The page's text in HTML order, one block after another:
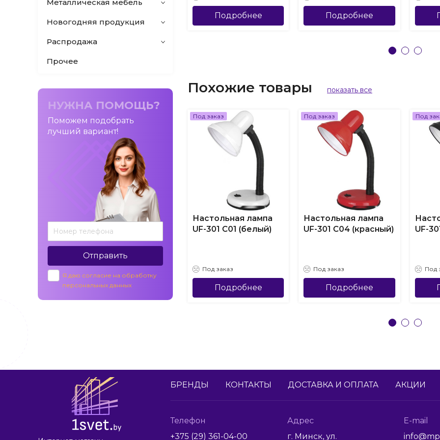
Металлическая мебель
Новогодняя продукция
Распродажа
Прочее
НУЖНА ПОМОЩЬ?
Поможем подобрать
лучший вариант!
Отправить
Я даю согласие на обработку
персональных данных
Подробнее Подробнее
Похожие товары показать все
Под заказ
Настольная лампа
UF-301 С01 (белый)
Под заказ
Подробнее
Под заказ
Настольная лампа
UF-301 С04 (красный)
Под заказ
Подробнее
Под
UF-
Под
БРЕНДЫ КОНТАКТЫ ДОСТАВКА И ОПЛАТА АКЦИИ
Телефон
+375 (29) 361-04-00
Адрес
г. Минск, ул.
E-mail